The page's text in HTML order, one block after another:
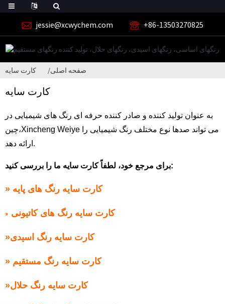
jessie@xcwychem.com +86-13503270825
صفحه اصلی کارت سایه
کارت سایه
به عنوان تولید کننده و صادر کننده حرفه ای رنگ های شیمیایی در
چین،Xincheng Weiye می تواند صدها نوع مختلف رنگ شیمیایی را
ارائه دهد.
برای مرجع خود، لطفاً کارت سایه ما را بررسی کنید:
» کارت سایه رنگ های پایه
» کارت سایه رنگ های کاتیونی
»کارت سایه رنگ اسیدی
» کارت سایه رنگ مستقیم
»کارت سایه رنگ حلال